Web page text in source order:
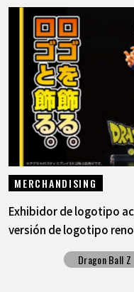
ARTÍCULOS
ACERCA DE
LANGUAGE
JP
EN FR
MERCHANDISING
Exhibidor de logotipo
versión de logotipo
Dragon Ball Z